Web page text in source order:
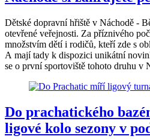
Dětské dopravní hřiště v Náchodě -
otevřené veřejnosti. Za příznivého
množstvím dětí i rodičů, kteří zde s
A mají tady k dispozici unikátní
se o první sportoviště tohoto druhu v
Do prachatického
ligové kolo sezony v